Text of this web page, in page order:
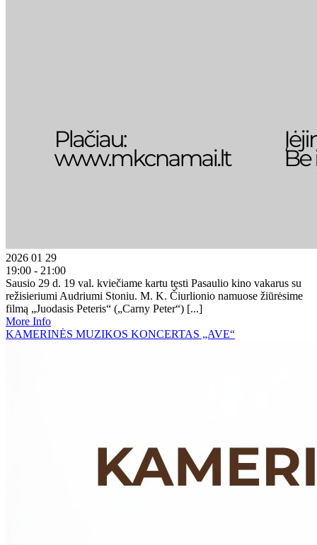
2026 01 29
19:00 - 21:00
Sausio 29 d. 19 val. kviečiame kartu tęsti Pasaulio kino vakarus su
režisieriumi Audriumi Stoniu. M. K. Čiurlionio namuose žiūrėsime
filmą „Juodasis Peteris“ („Carny Peter“) [...]
More Info
KAMERINĖS MUZIKOS KONCERTAS „AVE“